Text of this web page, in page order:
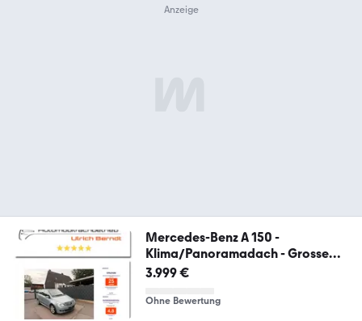
Mercedes-Benz A 150 -
Klima/Panoramadach - Grosse
Insp. neu
3.999 €
Ohne Bewertung